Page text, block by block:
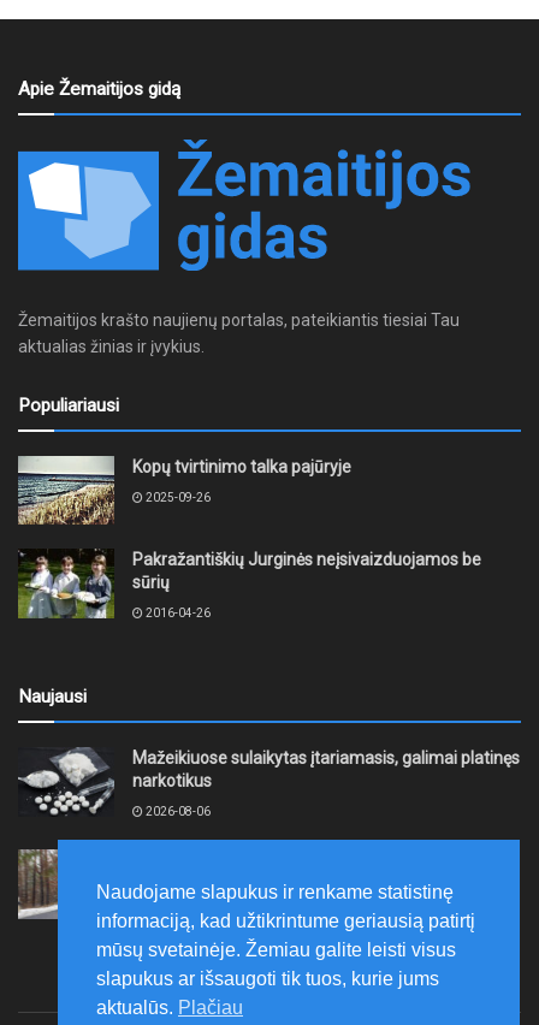
Apie Žemaitijos gidą
Žemaitijos krašto naujienų portalas, pateikiantis tiesiai Tau
aktualias žinias ir įvykius.
Populiariausi
Kopų tvirtinimo talka pajūryje
2025-09-26
Pakražantiškių Jurginės neįsivaizduojamos be
sūrių
2016-04-26
Naujausi
Mažeikiuose sulaikytas įtariamasis, galimai platinęs
narkotikus
2026-08-06
priemonių keliamo triukšmo kontrolė
2026-08-06
Naudojame slapukus ir renkame statistinę
informaciją, kad užtikrintume geriausią patirtį
mūsų svetainėje. Žemiau galite leisti visus
slapukus ar išsaugoti tik tuos, kurie jums
aktualūs. Plačiau